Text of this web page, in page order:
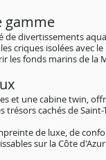
gamme
de divertissements
criques isolées avec
les fonds marins de la
et une cabine twin,
cachés de Saint-
de luxe, de
sur la Côte